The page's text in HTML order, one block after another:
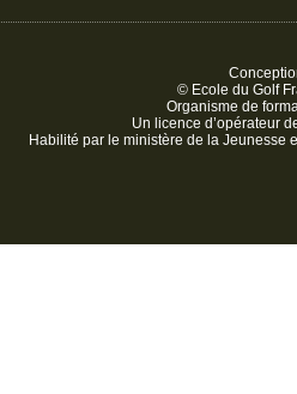
© Ecole du Golf
Organisme de
Un licence d’opérateur
Habilité par le ministère de la Jeunesse